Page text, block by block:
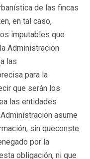
de las fincas
en tal caso,
imputables que
Administración
las
para la
que serán los
las entidades
asume
sin queconste
por la
obligación, ni que